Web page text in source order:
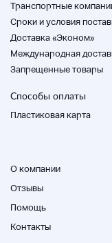
законом.
Ограниченная
В
продажу
Пожалуйста,
Если ваш
・ Мы не
Транспортные
Cроки и условия
Доставка «Эконом»
Международная
Запрещенные товары
Способы оплаты
Пластиковая карта
О компании
Отзывы
Помощь
Контакты